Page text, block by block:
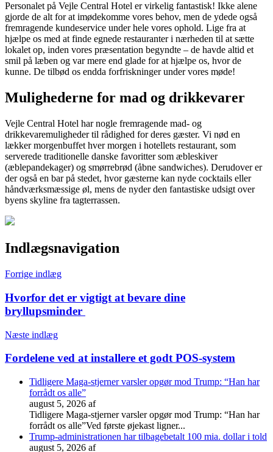
Personalet på Vejle Central Hotel er virkelig fantastisk! Ikke alene
gjorde de alt for at imødekomme vores behov, men de ydede også
fremragende kundeservice under hele vores ophold. Lige fra at
hjælpe os med at finde egnede restauranter i nærheden til at sætte
lokalet op, inden vores præsentation begyndte – de havde altid et
smil på læben og var mere end glade for at hjælpe os, hvor de
kunne. De tilbød os endda forfriskninger under vores møde!
Mulighederne for mad og drikkevarer
Vejle Central Hotel har nogle fremragende mad- og
drikkevaremuligheder til rådighed for deres gæster. Vi nød en
lækker morgenbuffet hver morgen i hotellets restaurant, som
serverede traditionelle danske favoritter som æbleskiver
(æblepandekager) og smørrebrød (åbne sandwiches). Derudover er
der også en bar på stedet, hvor gæsterne kan nyde cocktails eller
håndværksmæssige øl, mens de nyder den fantastiske udsigt over
byens skyline fra tagterrassen.
Indlægsnavigation
Forrige indlæg
Hvorfor det er vigtigt at bevare dine
bryllupsminder
Næste indlæg
Fordelene ved at installere et godt POS-system
Tidligere Maga-stjerner varsler opgør mod Trump: “Han har
forrådt os alle”
august 5, 2026 af
Tidligere Maga-stjerner varsler opgør mod Trump: “Han har
forrådt os alle”Ved første øjekast ligner...
Trump-administrationen har tilbagebetalt 100 mia. dollar i told
august 5, 2026 af